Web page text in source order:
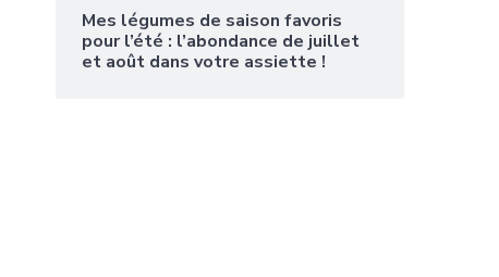
Mes légumes de saison favoris
pour l’été : l’abondance de juillet
et août dans votre assiette !